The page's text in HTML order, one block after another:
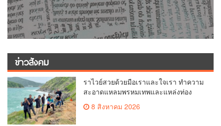
ข่าวสังคม
ราไวย์สวยด้วยมือเราและใจเรา ทำความ
สะอาดแหลมพรหมเทพและแหล่งท่อง
8 สิงหาคม 2026